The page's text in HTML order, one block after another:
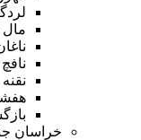
مال
نافچ
نقنه
خراسان